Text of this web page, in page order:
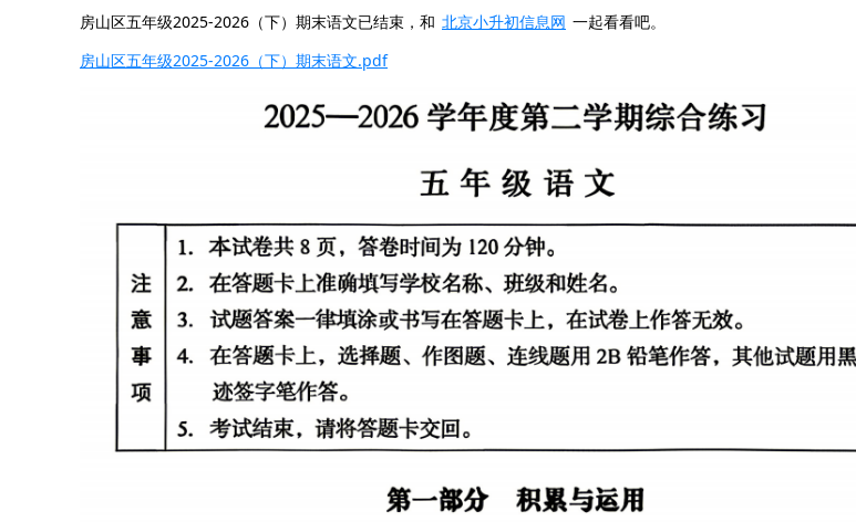
房山区五年级2025-2026（下）期末语文已结束，和 北京小升初信息网 一起看看吧。
房山区五年级2025-2026（下）期末语文.pdf